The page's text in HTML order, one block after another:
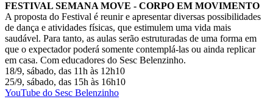
FESTIVAL SEMANA MOVE - CORPO EM MOVIMENTO
A proposta do Festival é reunir e apresentar diversas possibilidades
de dança e atividades físicas, que estimulem uma vida mais
saudável. Para tanto, as aulas serão estruturadas de uma forma em
que o expectador poderá somente contemplá-las ou ainda replicar
em casa. Com educadores do Sesc Belenzinho.
18/9, sábado, das 11h às 12h10
25/9, sábado, das 15h às 16h10
YouTube do Sesc Belenzinho